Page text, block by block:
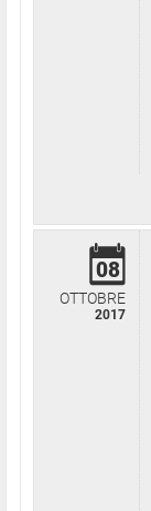
08
OTTOBRE
2017